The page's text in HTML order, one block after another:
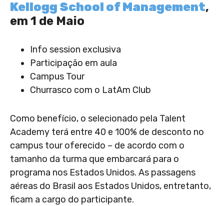
Kellogg School of Management,
em 1 de Maio
Info session exclusiva
Participação em aula
Campus Tour
Churrasco com o LatAm Club
Como benefício, o selecionado pela Talent
Academy terá entre 40 e 100% de desconto no
campus tour oferecido – de acordo com o
tamanho da turma que embarcará para o
programa nos Estados Unidos. As passagens
aéreas do Brasil aos Estados Unidos, entretanto,
ficam a cargo do participante.